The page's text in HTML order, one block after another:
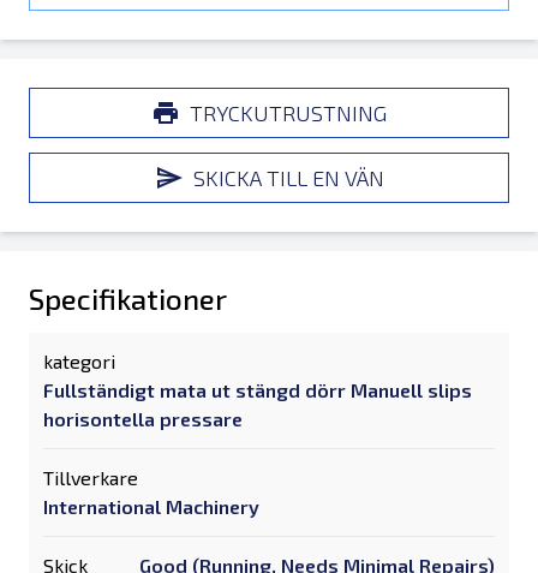
TRYCKUTRUSTNING
SKICKA TILL EN VÄN
Specifikationer
kategori
Fullständigt mata ut stängd dörr Manuell slips
horisontella pressare
Tillverkare
International Machinery
Skick Good (Running, Needs Minimal Repairs)